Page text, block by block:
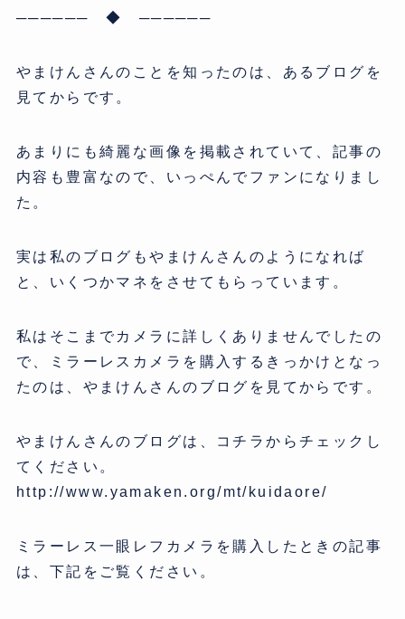
────── ◆ ──────
やまけんさんのことを知ったのは、あるブログを
見てからです。
あまりにも綺麗な画像を掲載されていて、記事の
内容も豊富なので、いっぺんでファンになりまし
た。
実は私のブログもやまけんさんのようになれば
と、いくつかマネをさせてもらっています。
私はそこまでカメラに詳しくありませんでしたの
で、ミラーレスカメラを購入するきっかけとなっ
たのは、やまけんさんのブログを見てからです。
やまけんさんのブログは、コチラからチェックし
てください。
http://www.yamaken.org/mt/kuidaore/
ミラーレス一眼レフカメラを購入したときの記事
は、下記をご覧ください。